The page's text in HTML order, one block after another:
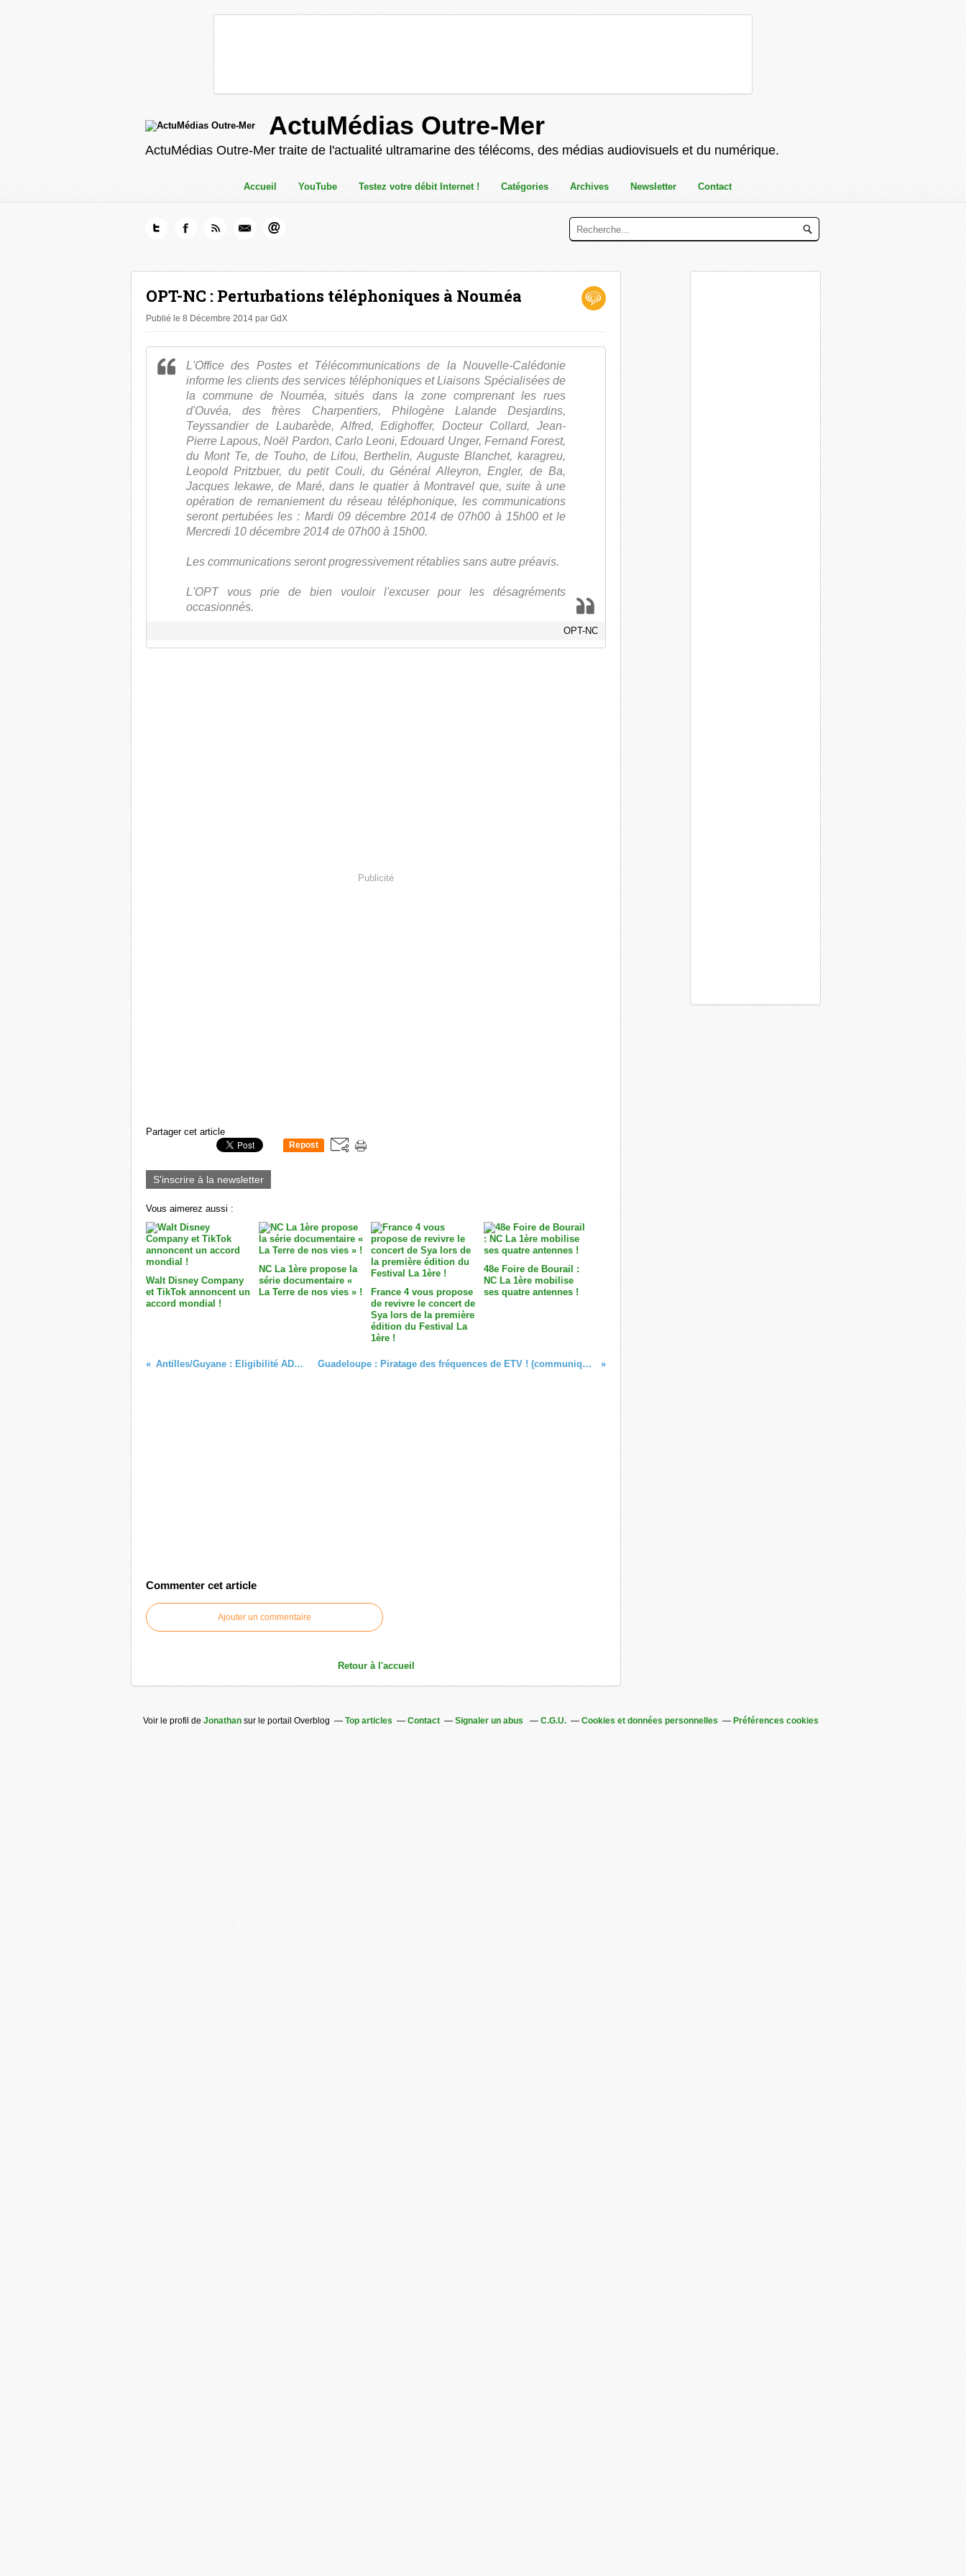
ActuMédias Outre-Mer
ActuMédias Outre-Mer traite de l'actualité ultramarine des télécoms, des médias audiovisuels et du numérique.
Accueil YouTube Testez votre débit Internet ! Catégories Archives Newsletter Contact
OPT-NC : Perturbations téléphoniques à Nouméa
Publié le 8 Décembre 2014 par GdX
L'Office des Postes et Télécommunications de la Nouvelle-Calédonie
informe les clients des services téléphoniques et Liaisons Spécialisées de
la commune de Nouméa, situés dans la zone comprenant les rues
d'Ouvéa, des frères Charpentiers, Philogène Lalande Desjardins,
Teyssandier de Laubarède, Alfred, Edighoffer, Docteur Collard, Jean-
Pierre Lapous, Noël Pardon, Carlo Leoni, Edouard Unger, Fernand Forest,
du Mont Te, de Touho, de Lifou, Berthelin, Auguste Blanchet, karagreu,
Leopold Pritzbuer, du petit Couli, du Général Alleyron, Engler, de Ba,
Jacques Iekawe, de Maré, dans le quatier à Montravel que, suite à une
opération de remaniement du réseau téléphonique, les communications
seront pertubées les : Mardi 09 décembre 2014 de 07h00 à 15h00 et le
Mercredi 10 décembre 2014 de 07h00 à 15h00.
Les communications seront progressivement rétablies sans autre préavis.
L'OPT vous prie de bien vouloir l'excuser pour les désagréments
occasionnés.
OPT-NC
Publicité
Partager cet article
Repost
S'inscrire à la newsletter
Vous aimerez aussi :
Walt Disney Company
et TikTok annoncent un
accord mondial !
NC La 1ère propose la
série documentaire «
La Terre de nos vies » !
France 4 vous propose
de revivre le concert de
Sya lors de la première
édition du Festival La
1ère !
48e Foire de Bourail :
NC La 1ère mobilise
ses quatre antennes !
Antilles/Guyane : Eligibilité ADSL/VDSL Guadeloupe : Piratage des fréquences de ETV ! (communiqué de presse)
Commenter cet article
Ajouter un commentaire
Retour à l'accueil
Voir le profil de Jonathan sur le portail Overblog Top articles Contact Signaler un abus C.G.U. Cookies et données personnelles Préférences cookies